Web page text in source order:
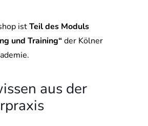
istTeil des Moduls
und Training“der Kölner
aus der